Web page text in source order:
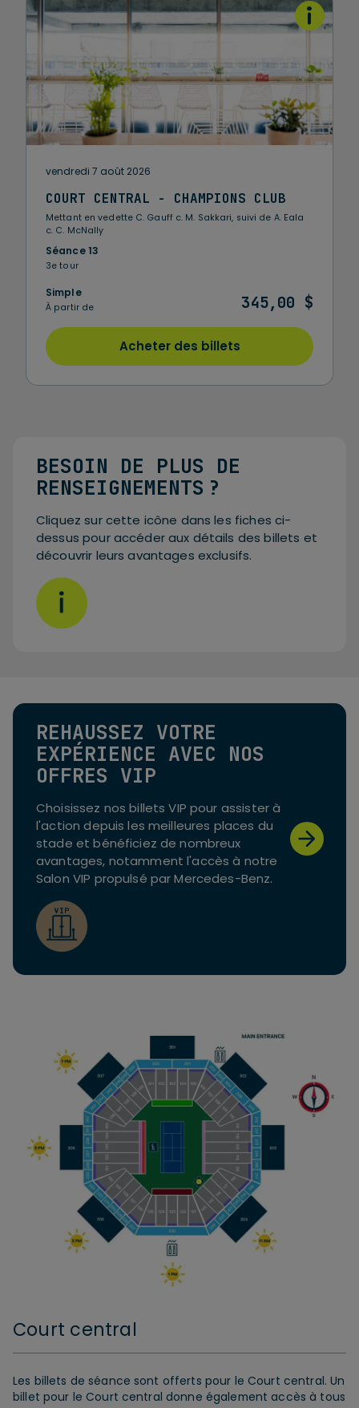
vendredi 7 août 2026
COURT CENTRAL - CHAMPIONS CLUB
Mettant en vedette C. Gauff c. M. Sakkari, suivi de A. Eala
c. C. McNally
Séance 13
3e tour
Simple
À partir de 345,00 $
Acheter des billets
BESOIN DE PLUS DE
RENSEIGNEMENTS ?
Cliquez sur cette icône dans les fiches ci-
dessus pour accéder aux détails des billets et
découvrir leurs avantages exclusifs.
REHAUSSEZ VOTRE
EXPÉRIENCE AVEC NOS
OFFRES VIP
Choisissez nos billets VIP pour assister à
l'action depuis les meilleures places du
stade et bénéficiez de nombreux
avantages, notamment l'accès à notre
Salon VIP propulsé par Mercedes-Benz.
Court central
Les billets de séance sont offerts pour le Court central. Un
billet pour le Court central donne également accès à tous